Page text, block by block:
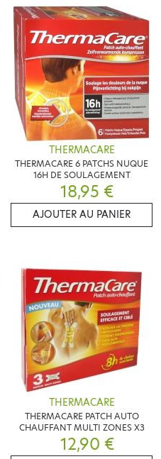
THERMACARE
THERMACARE 6 PATCHS NUQUE
16H DE SOULAGEMENT
18,95 €
AJOUTER AU PANIER
THERMACARE
THERMACARE PATCH AUTO
CHAUFFANT MULTI ZONES X3
12,90 €